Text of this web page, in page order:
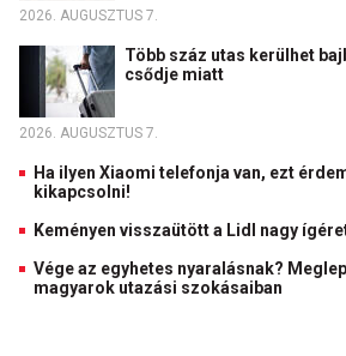
2026. AUGUSZTUS 7.
Több száz utas kerülhet
csődje miatt
2026. AUGUSZTUS 7.
Ha ilyen Xiaomi telefonja van, ezt
kikapcsolni!
Keményen visszaütött a Lidl nagy
Vége az egyhetes nyaralásnak?
magyarok utazási szokásaiban